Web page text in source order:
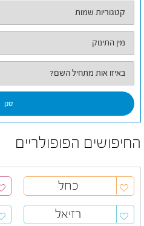
החיפושים הפופולריים
כחל
רזיאל